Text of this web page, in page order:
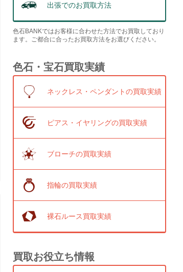
出張でのお買取方法
色石BANKではお客様に合わせた方法でお買取しており
ます。ご都合に合ったお買取方法をお選びください。
色石・宝石買取実績
ネックレス・ペンダントの買取実績
ピアス・イヤリングの買取実績
ブローチの買取実績
指輪の買取実績
裸石ルース買取実績
買取お役立ち情報